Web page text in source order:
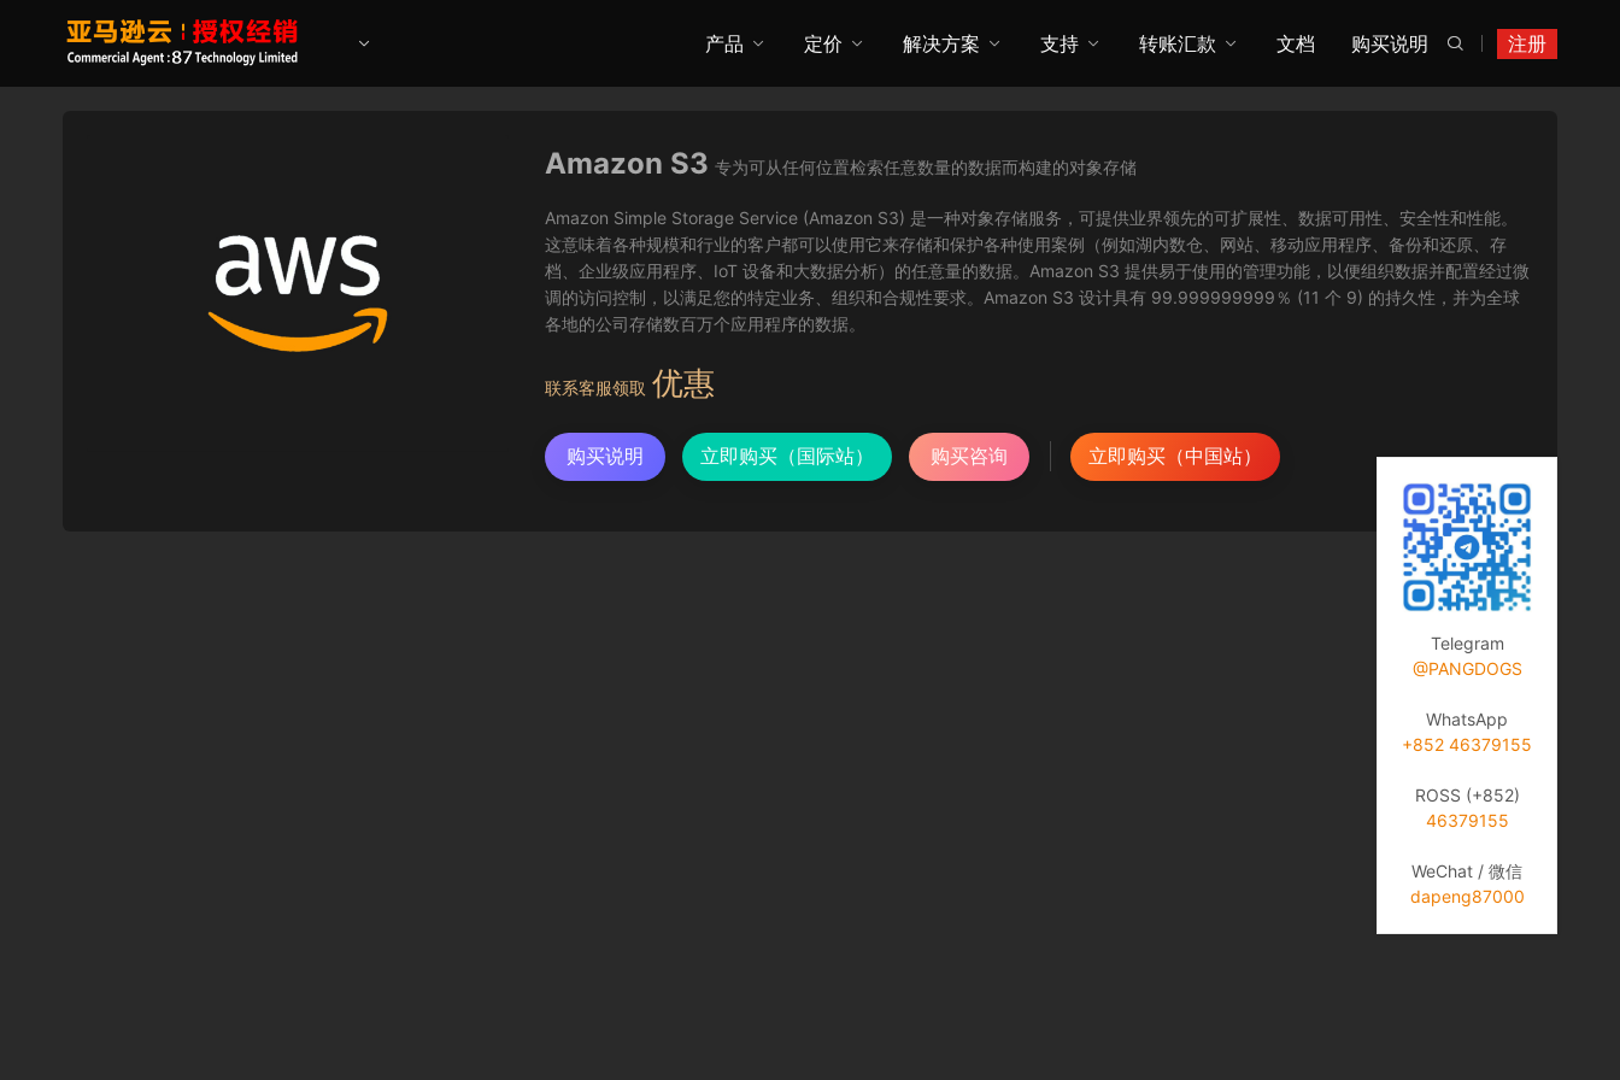
注册

产品 定价 解决方案 支持 转账汇款 文档 购买说明
Amazon S3 专为可从任何位置检索任意数量的数据而构建的对象存储
Amazon Simple Storage Service (Amazon S3) 是一种对象存储服务，可提供业界领先的可扩展性、数据可用性、安全性和性能。
这意味着各种规模和行业的客户都可以使用它来存储和保护各种使用案例（例如湖内数仓、网站、移动应用程序、备份和还原、存
档、企业级应用程序、IoT 设备和大数据分析）的任意量的数据。Amazon S3 提供易于使用的管理功能，以便组织数据并配置经过微
调的访问控制，以满足您的特定业务、组织和合规性要求。Amazon S3 设计具有 99.999999999％ (11 个 9) 的持久性，并为全球
各地的公司存储数百万个应用程序的数据。
联系客服领取 优惠
购买说明 立即购买（国际站） 购买咨询 立即购买（中国站）
Telegram
@PANGDOGS
WhatsApp
+852 46379155
ROSS (+852)
46379155
WeChat / 微信
dapeng87000